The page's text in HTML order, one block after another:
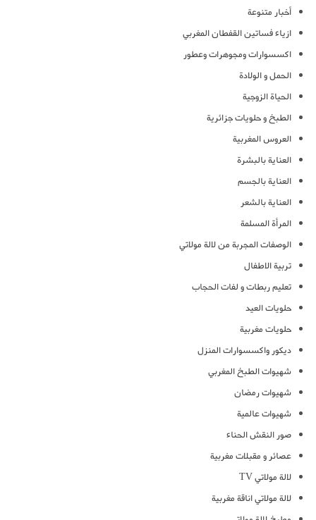
أخبار متنوعة
ازياء فساتين القفطان المغربي
اكسسوارات ومجوهرات وعطور
الحمل و الولادة
الحياة الزوجية
الطبخ و حلويات جزائرية
العروس المغربية
العناية بالبشرة
العناية بالجسم
العناية بالشعر
المرأة المسلمة
الوصفات المجربة من لالة مولاتي
تربية الاطفال
تعليم ربطات و لفات الحجاب
حلويات العيد
حلويات مغربية
ديكور واكسسوارات المنزل
شهيوات الطبخ المغربي
شهيوات رمضان
شهيوات عالمية
صور النقش الحناء
عصائر و مقبلات مغربية
لالة مولاتي TV
لالة مولاتي اناقة مغربية